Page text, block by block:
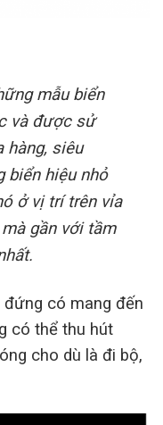
mẫu biển
và được sử
hàng, siêu
biển hiệu nhỏ
ở vị trí trên vỉa
gần với tầm
có mang đến
có thể thu hút
cho dù là đi bộ,